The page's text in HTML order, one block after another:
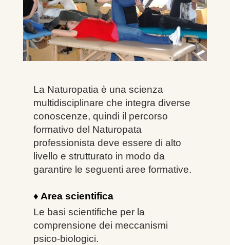
La Naturopatia è una scienza
multidisciplinare che integra diverse
conoscenze, quindi il percorso
formativo del Naturopata
professionista deve essere di alto
livello e strutturato in modo da
garantire le seguenti aree formative.
♦ Area scientifica
Le basi scientifiche per la
comprensione dei meccanismi
psico-biologici.